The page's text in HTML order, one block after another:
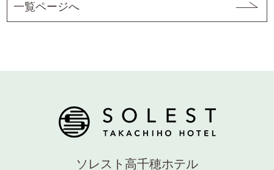
一覧ページへ
ソレスト高千穂ホテル